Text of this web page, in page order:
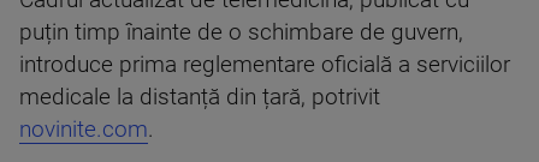
puțin timp înainte de o schimbare de guvern,
introduce prima reglementare oficială a serviciilor
medicale la distanță din țară, potrivit
novinite.com.